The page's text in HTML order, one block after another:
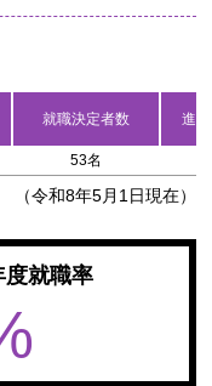
就職決定者数 進
53名
（令和8年5月1日現在）
度就職率